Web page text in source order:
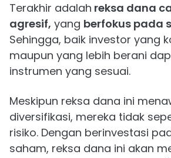
Terakhir adalah reksa dana
agresif, yang berfokus pada
Sehingga, baik investor yang
maupun yang lebih berani
instrumen yang sesuai.
Meskipun reksa dana ini
diversifikasi, mereka tidak
risiko. Dengan berinvestasi
saham, reksa dana ini akan